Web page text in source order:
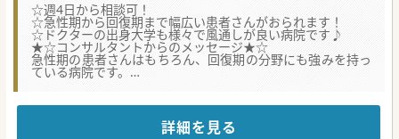
☆週4日から相談可！
☆急性期から回復期まで幅広い患者さんがおられます！
☆ドクターの出身大学も様々で風通しが良い病院です♪
★☆コンサルタントからのメッセージ★☆
急性期の患者さんはもちろん、回復期の分野にも強みを持っ
ている病院です。
病院自体の歴史もあり、県内で複数の医療機関を運営されて
科目によっては専門医の取得も可能です！
詳細を見る